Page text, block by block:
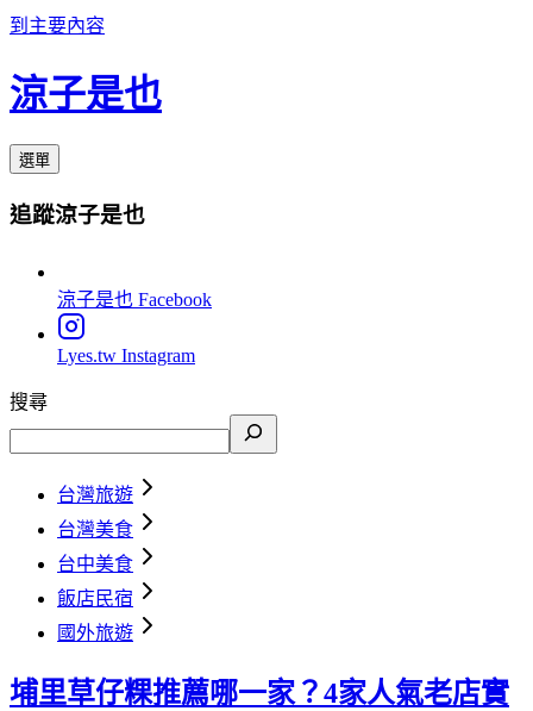
到主要內容
涼子是也
選單
追蹤涼子是也
涼子是也 Facebook
Lyes.tw Instagram
搜尋
台灣旅遊
台灣美食
台中美食
飯店民宿
國外旅遊
埔里草仔粿推薦哪一家？4家人氣老店實